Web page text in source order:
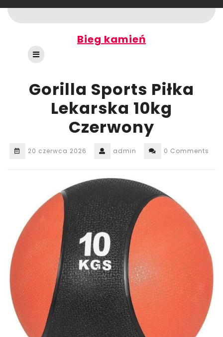
to
content
Bieg kamień
Open
Button
Gorilla Sports Piłka
Lekarska 10kg
Czerwony
20 czerwca 2026 admin 0 Comments